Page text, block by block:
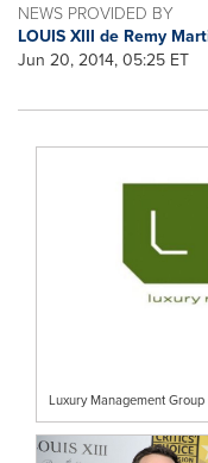
NEWS PROVIDED BY
LOUIS XIII de Remy
Jun 20, 2014, 05:25 ET
Luxury Management